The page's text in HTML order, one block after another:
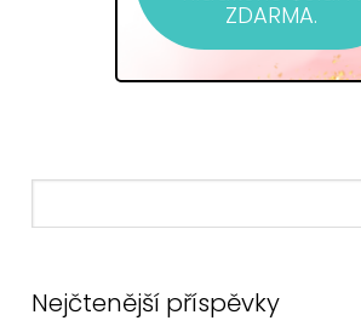
ZDARMA.
Nejčtenější příspěvky